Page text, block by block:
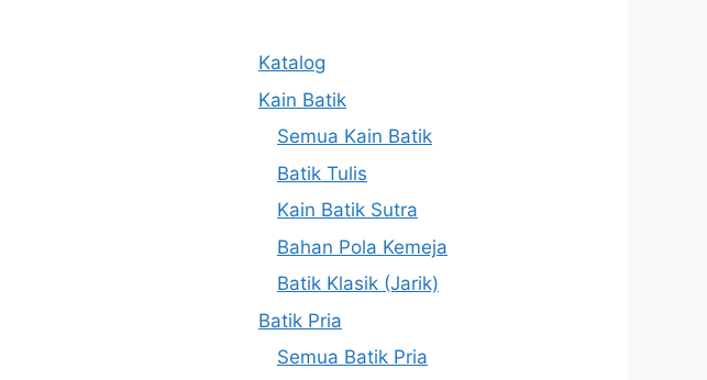
Katalog
Kain Batik
Semua Kain Batik
Batik Tulis
Kain Batik Sutra
Bahan Pola Kemeja
Batik Klasik (Jarik)
Batik Pria
Semua Batik Pria